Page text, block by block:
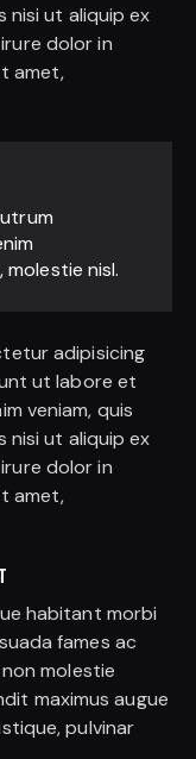
ut aliquip ex
dolor in
amet,
nisl.
adipisicing
ut labore et
veniam, quis
ut aliquip ex
dolor in
amet,
habitant morbi
fames ac
molestie
maximus augue
pulvinar